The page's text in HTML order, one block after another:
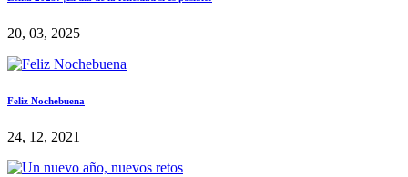
20, 03, 2025
Feliz Nochebuena
24, 12, 2021